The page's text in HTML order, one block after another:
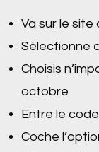
Va sur le site
Sélectionne
Choisis
octobre
Entre le
Coche